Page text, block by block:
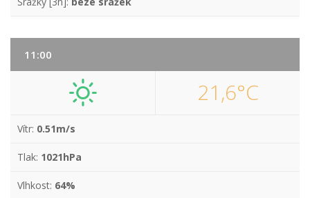
11:00
21,6°C
Vítr: 0.51m/s
Tlak: 1021hPa
Vlhkost: 64%